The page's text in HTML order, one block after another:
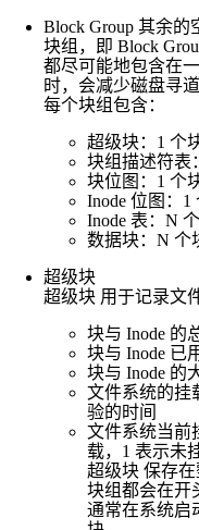
Block Group 其余
块组，即 Block
都尽可能地包含在
时，会减少磁盘寻道
每个块组包含：
超级块：1 个
块组描述符表
块位图：1 个
Inode 位图：1
Inode 表：N
数据块：N 个
超级块
超级块 用于记录文
块与 Inode 的
块与 Inode 已
块与 Inode 的
文件系统的挂
验的时间
文件系统当前
载，1 表示未
超级块 保存
块组都会在开
通常在系统启